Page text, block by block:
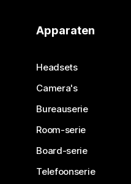
Apparaten
Headsets
Camera's
Bureauserie
Room-serie
Board-serie
Telefoonserie